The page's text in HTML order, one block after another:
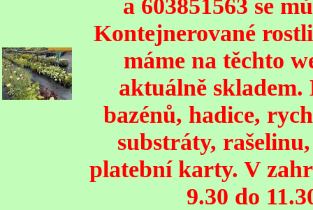
a 603851563 se
Kontejnerované
máme na těchto
aktuálně
bazénů, hadice,
substráty,
platební karty. V
9.30 do